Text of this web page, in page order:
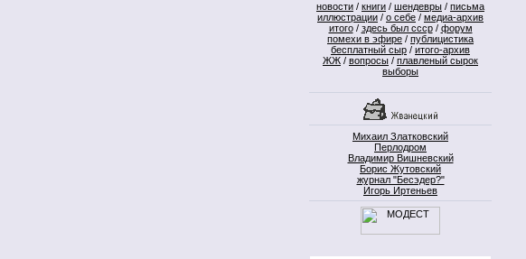
новости / книги / шендевры / письма
иллюстрации / о себе / медиа-архив
итого/ здесь был ссср/ форум
помехи в эфире / публицистика
бесплатный сыр / итого-архив
ЖЖ / вопросы / плавленый сырок
выборы
Михаил Златковский
Перлодром
Владимир Вишневский
Борис Жутовский
журнал "Бесэдер?"
Игорь Иртеньев